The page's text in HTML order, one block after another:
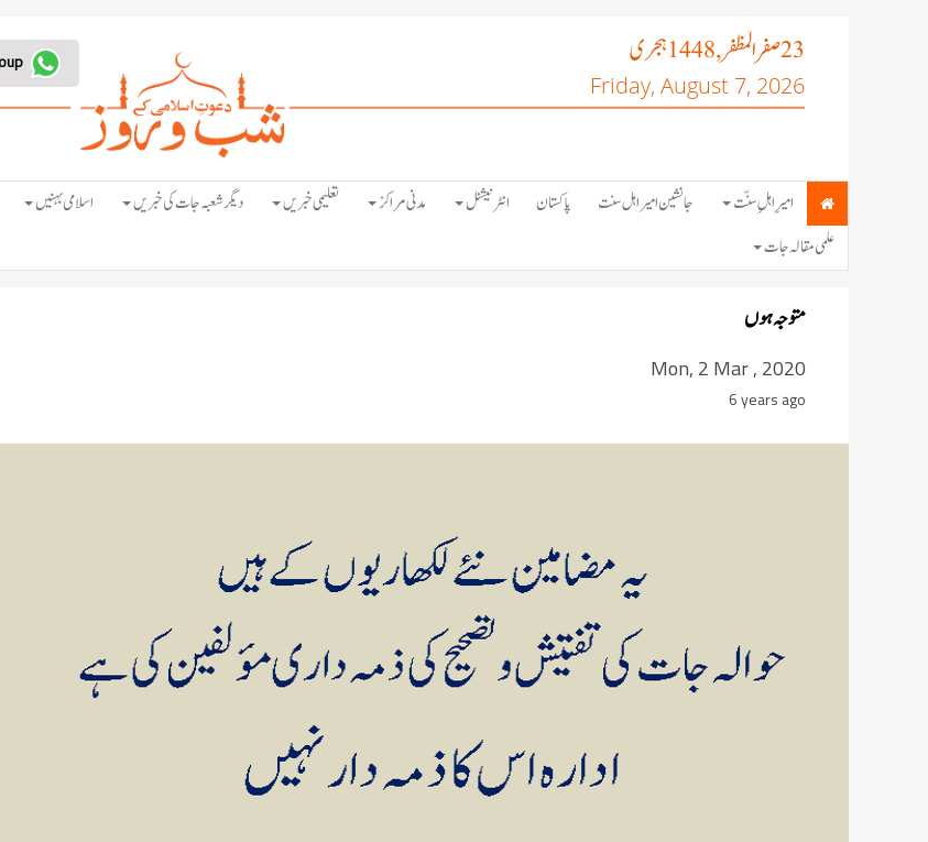
23صفر المظفر, 1448 ہجری
Friday, August 7, 2026
امیرِ اہلِ سنّت جانشین امیر اہل سنت پاکستان انٹرنیشنل مدنی مراکز تعلیمی خبریں دیگر شعبہ جات کی خبریں اسلامی بہنیں
علمی مقالہ جات
متوجہ ہوں
Mon, 2 Mar , 2020
6 years ago